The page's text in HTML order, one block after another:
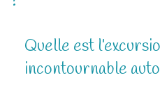
Quelle est
incontournable